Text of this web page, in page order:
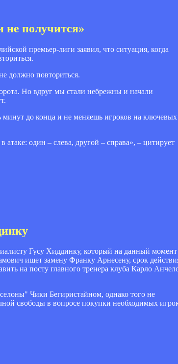
не получится»
премьер-лиги заявил, что ситуация, когда
должно повториться.
Но вдруг мы стали небрежны и начали
минут до конца и не меняешь игроков на ключевых
один – слева, другой – справа», – цитирует
Гусу Хиддинку, который на данный момент
ищет замену Франку Арнесену, срок
на посту главного тренера клуба Карло
Чики Бегиристайном, однако того не
свободы в вопросе покупки необходимых